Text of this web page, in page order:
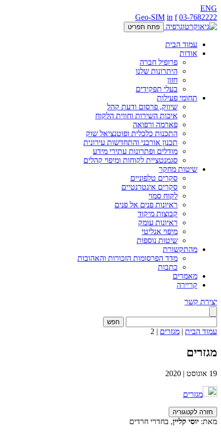
ENG
Geo-SIM in f 03-7682222
פתח תפריט
עמוד הבית
אודות
פרופיל חברה
היתרונות שלנו
חזון
בעלי תפקידים
תחומי פעילות
שיווק, פרסום ודעת קהל
איכות השירות וחווית הלקוח
פארמה ורפואה
התכנות כלכלית ופוטנציאל שוק
תכנון אורבני והתחדשות עירונית
מודלים ופתרונות עתירי מידע
סגמנטציית לקוחות ומיפוי קהלים
שיטות מחקר
סקרים טלפוניים
סקרים אינטרנטיים
לקוח סמוי
ראיונות פנים אל פנים
קבוצות מיקוד
ראיונות עומק
מיפוי אנליטי
שיטות נוספות
מהתקשורת
מדד הפרסומות הזכורות והאהובות
כתבות
מאמרים
קריירה
יצירת קשר
חפש
עמוד הבית | מגזרים |
2
מגזרים
19 אוגוסט |
2020
מגזרים
חזרה לקטגוריה
מאת: יוסי קליין, בחדרי חרדים